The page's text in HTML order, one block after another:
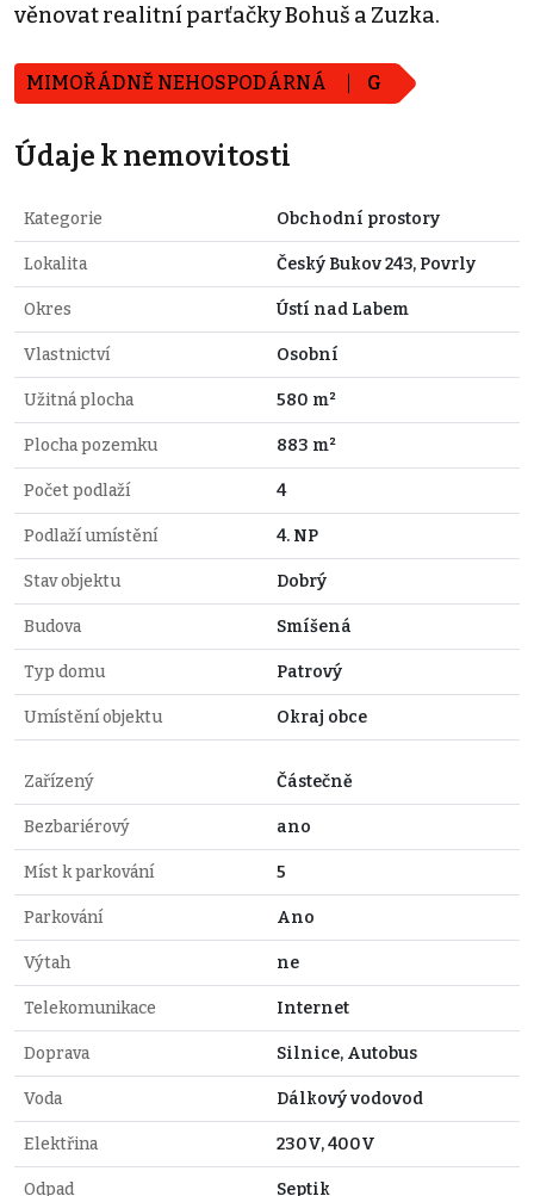
věnovat realitní parťačky Bohuš a Zuzka.
MIMOŘÁDNĚ NEHOSPODÁRNÁ G
Údaje k nemovitosti
Kategorie Obchodní prostory
Lokalita Český Bukov 243, Povrly
Okres Ústí nad Labem
Vlastnictví Osobní
Užitná plocha 580 m²
Plocha pozemku 883 m²
Počet podlaží 4
Podlaží umístění 4. NP
Stav objektu Dobrý
Budova Smíšená
Typ domu Patrový
Umístění objektu Okraj obce
Zařízený Částečně
Bezbariérový ano
Míst k parkování 5
Parkování Ano
Výtah ne
Telekomunikace Internet
Doprava Silnice, Autobus
Voda Dálkový vodovod
Elektřina 230V, 400V
Odpad Septik